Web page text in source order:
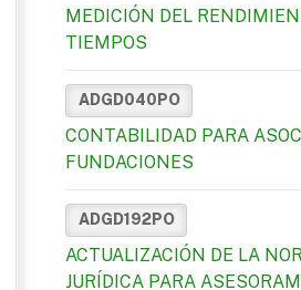
MEDICIÓN DEL
TIEMPOS
ADGD040PO
CONTABILIDAD PARA
FUNDACIONES
ADGD192PO
ACTUALIZACIÓN DE LA
JURÍDICA PARA